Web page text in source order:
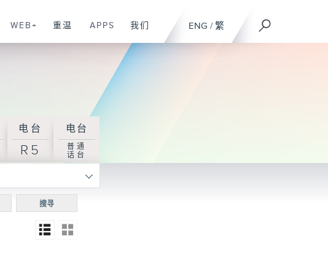
ENG / 繁
WEB+ 重温 APPS 我们
电台
R5
电台
普通
话台
搜寻